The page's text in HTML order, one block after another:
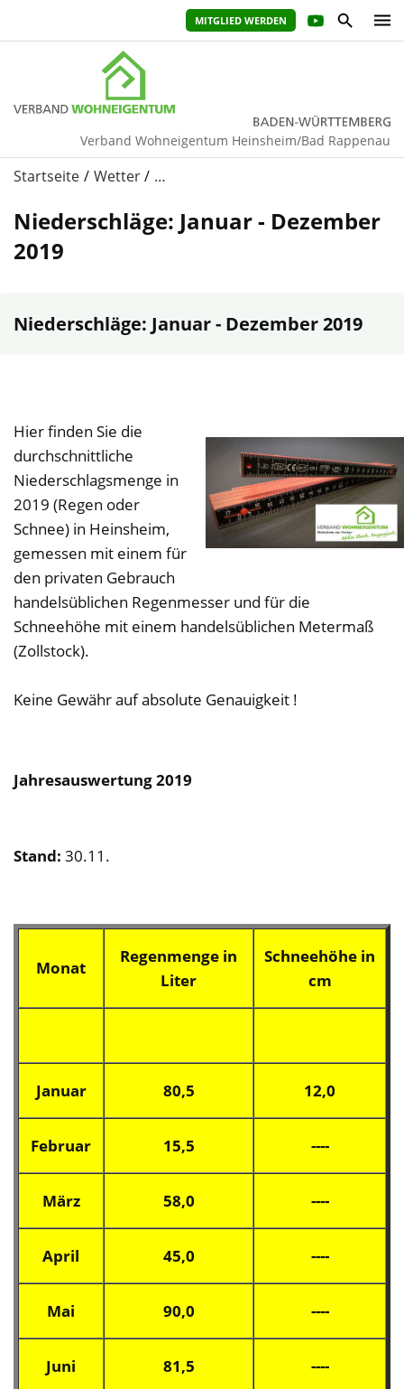
MITGLIED WERDEN
Verband Wohneigentum Heinsheim/Bad Rappenau
Startseite Wetter …
Niederschläge: Januar - Dezember
2019
Niederschläge: Januar - Dezember 2019
Hier finden Sie die
durchschnittliche
Niederschlagsmenge in
2019 (Regen oder
Schnee) in Heinsheim,
gemessen mit einem für
den privaten Gebrauch
handelsüblichen Regenmesser und für die
Schneehöhe mit einem handelsüblichen Metermaß
(Zollstock).
Keine Gewähr auf absolute Genauigkeit !
Jahresauswertung 2019
Stand: 30.11.
Monat
Regenmenge in
Liter
Schneehöhe in
cm
Januar 80,5 12,0
Februar 15,5 ----
März 58,0 ----
April 45,0 ----
Mai 90,0 ----
Juni 81,5 ----